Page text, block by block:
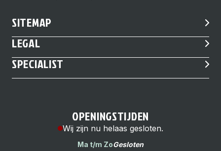
SITEMAP
LEGAL
SPECIALIST
OPENINGSTIJDEN
Wij zijn nu helaas gesloten.
Ma t/m ZoGesloten